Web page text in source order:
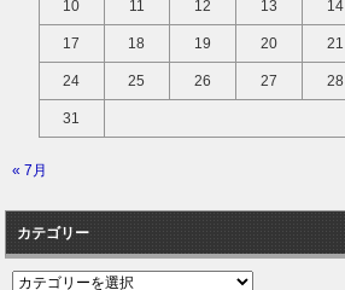
10 11 12 13 14
17 18 19 20 21
24 25 26 27 28
31
« 7月
カテゴリー
カ